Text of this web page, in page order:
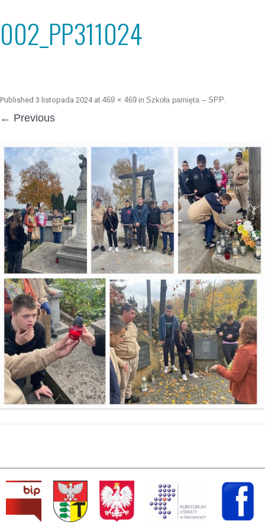
002_PP311024
Published 3 listopada 2024at 469 × 469 in Szkoła pamięta – SPP.
← Previous